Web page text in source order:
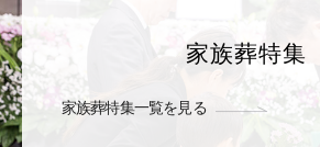
家族葬特集
家族葬特集一覧を見る